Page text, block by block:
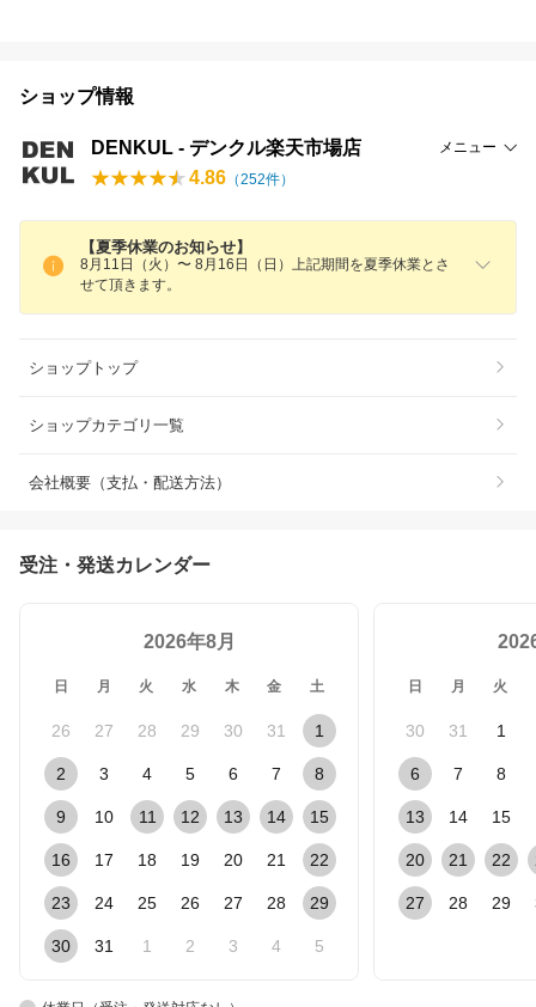
ショップ情報
DENKUL - デンクル楽天市場店 メニュー
4.86 （252件）
【夏季休業のお知らせ】
8月11日（火）〜 8月16日（日）上記期間を夏季休業とさ
せて頂きます。
ショップトップ
ショップカテゴリ一覧
会社概要（支払・配送方法）
受注・発送カレンダー
2026年8月
日 月 火 水 木 金 土
26 27 28 29 30 31 1
2 3 4 5 6 7 8
9 10 11 12 13 14 15
16 17 18 19 20 21 22
23 24 25 26 27 28 29
30 31 1 2 3 4 5
日 月 火
30 31 1
6 7 8
13 14 15
20 21 22
27 28 29